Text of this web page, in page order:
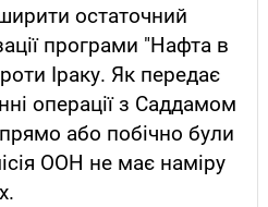
остаточний
програми "Нафта в
Іраку. Як передає
операції з Саддамом
або побічно були
ООН не має наміру